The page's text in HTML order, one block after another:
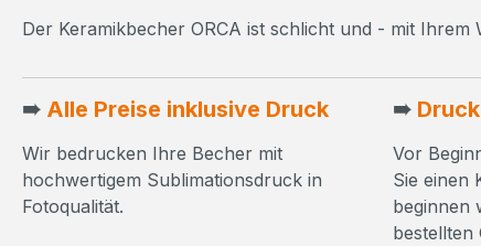
Der Keramikbecher ORCA ist schlicht und - mit
➠ Alle Preise inklusive Druck
Wir bedrucken Ihre Becher mit
hochwertigem Sublimationsdruck in
Fotoqualität.
➠
Vor
Sie einen
beginnen
bestellten